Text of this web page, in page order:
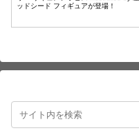
ッドシード フィギュアが登場！